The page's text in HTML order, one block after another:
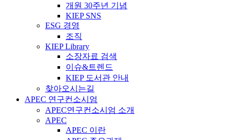
개원 30주년 기념
KIEP SNS
ESG 경영
조직
KIEP Library
소장자료 검색
이슈&트렌드
KIEP 도서관 안내
찾아오시는길
APEC 연구컨소시엄
APEC연구컨소시엄 소개
APEC
APEC 이란